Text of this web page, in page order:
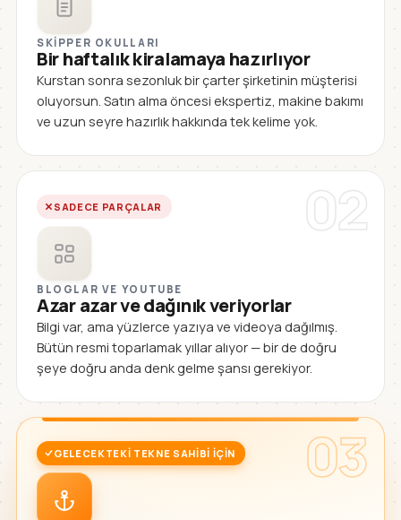
SKIPPER OKULLARI
Bir haftalık kiralamaya hazırlıyor
Kurstan sonra sezonluk bir çarter şirketinin müşterisi
oluyorsun. Satın alma öncesi ekspertiz, makine bakımı
ve uzun seyre hazırlık hakkında tek kelime yok.
02
SADECE PARÇALAR
BLOGLAR VE YOUTUBE
Azar azar ve dağınık veriyorlar
Bilgi var, ama yüzlerce yazıya ve videoya dağılmış.
Bütün resmi toparlamak yıllar alıyor — bir de doğru
şeye doğru anda denk gelme şansı gerekiyor.
03
GELECEKTEKI TEKNE SAHIBI IÇIN